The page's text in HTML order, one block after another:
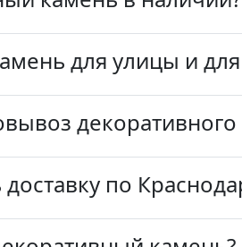
для улицы и
декоративного
по